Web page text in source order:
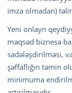
imza olmadan)
Yeni onlayn
məqsəd biznesə
sadələşdirilməsi,
şəffaflığın təmin
minimuma